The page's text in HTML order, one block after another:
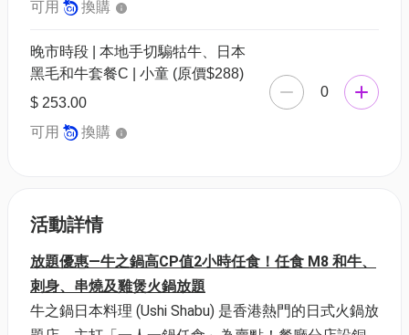
可用
換購
晚市時段 | 本地手切騸牯牛、日本
黑毛和牛套餐C | 小童 (原價$288)
$ 253.00
可用
換購
0
活動詳情
放題優惠—牛之鍋高CP值2小時任食！任食 M8 和牛、
刺身、串燒及雞煲火鍋放題
牛之鍋日本料理 (Ushi Shabu) 是香港熱門的日式火鍋放